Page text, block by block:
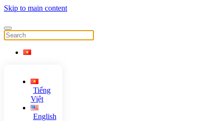
Skip to main content
Tiếng
Việt
English